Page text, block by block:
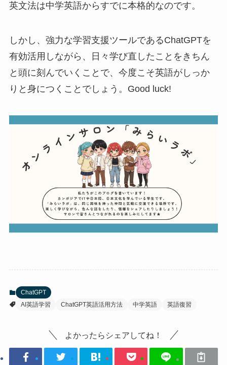
英文法は中学英語からすでに本格的なのです。
しかし、強力な学習支援ツールであるChatGPTを
有効活用しながら、日々学び直したことをきちん
と頭に刻んでいくことで、今度こそ英語がしっか
りと身につくことでしょう。Good luck!
ChatGPT
AI英語学習
ChatGPT英語活用方法 中学英語 英語復習
よかったらシェアしてね！